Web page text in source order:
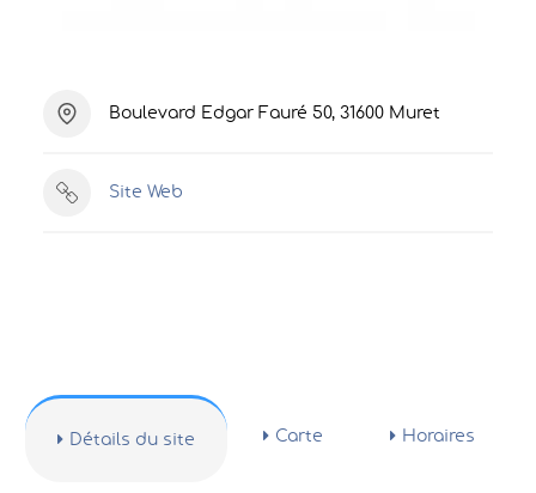
Boulevard Edgar Fauré 50, 31600 Muret
Site Web
Détails du site Carte Horaires